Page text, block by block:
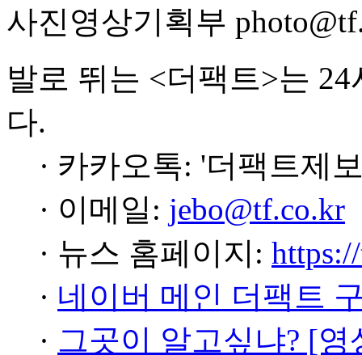
사진영상기획부
발로 뛰는 <더팩트>는
다.
· 카카오톡: '더팩트제
· 이메일: jebo@tf.co.kr
· 뉴스 홈페이지:
· 네이버 메인 더팩트
· 그곳이 알고싶냐? [